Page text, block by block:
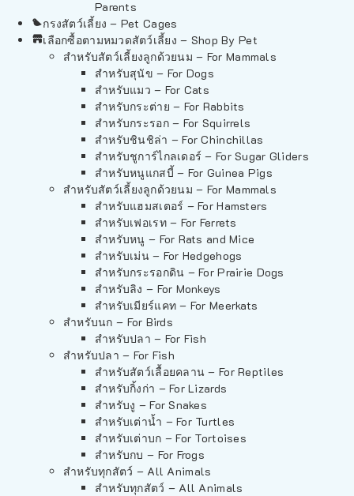
Parents
กรงสัตว์เลี้ยง – Pet Cages
เลือกซื้อตามหมวดสัตว์เลี้ยง – Shop By Pet
สำหรับสัตว์เลี้ยงลูกด้วยนม – For Mammals
สำหรับสุนัข – For Dogs
สำหรับแมว – For Cats
สำหรับกระต่าย – For Rabbits
สำหรับกระรอก – For Squirrels
สำหรับชินชิล่า – For Chinchillas
สำหรับชูการ์ไกลเดอร์ – For Sugar Gliders
สำหรับหนูแกสบี้ – For Guinea Pigs
สำหรับสัตว์เลี้ยงลูกด้วยนม – For Mammals
สำหรับแฮมสเตอร์ – For Hamsters
สำหรับเฟอเรท – For Ferrets
สำหรับหนู – For Rats and Mice
สำหรับเม่น – For Hedgehogs
สำหรับกระรอกดิน – For Prairie Dogs
สำหรับลิง – For Monkeys
สำหรับเมียร์แคท – For Meerkats
สำหรับนก – For Birds
สำหรับปลา – For Fish
สำหรับปลา – For Fish
สำหรับสัตว์เลื้อยคลาน – For Reptiles
สำหรับกิ้งก่า – For Lizards
สำหรับงู – For Snakes
สำหรับเต่าน้ำ – For Turtles
สำหรับเต่าบก – For Tortoises
สำหรับกบ – For Frogs
สำหรับทุกสัตว์ – All Animals
สำหรับทุกสัตว์ – All Animals